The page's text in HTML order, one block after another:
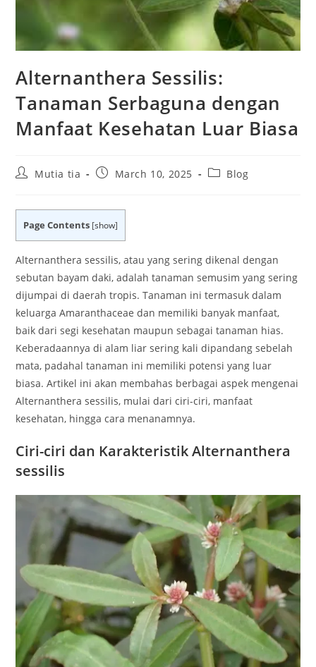
Alternanthera Sessilis:
Tanaman Serbaguna dengan
Manfaat Kesehatan Luar Biasa
PostMutia tia
PostMarch 10, 2025
PostBlog
Page Contents [show]
Alternanthera sessilis, atau yang sering dikenal dengan
sebutan bayam daki, adalah tanaman semusim yang sering
dijumpai di daerah tropis. Tanaman ini termasuk dalam
keluarga Amaranthaceae dan memiliki banyak manfaat,
baik dari segi kesehatan maupun sebagai tanaman hias.
Keberadaannya di alam liar sering kali dipandang sebelah
mata, padahal tanaman ini memiliki potensi yang luar
biasa. Artikel ini akan membahas berbagai aspek mengenai
Alternanthera sessilis, mulai dari ciri-ciri, manfaat
kesehatan, hingga cara menanamnya.
Ciri-ciri dan Karakteristik Alternanthera
sessilis